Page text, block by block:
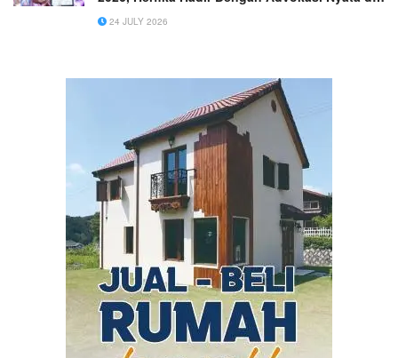
Bidang Kesehatan & Pendidikan
24 JULY 2026